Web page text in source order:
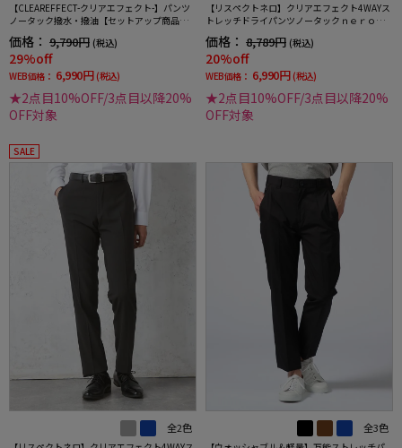
【CLEAREFFECT-クリアエフェクト-】パンツ
ノータック撥水・撥油【セットアップ商品
有】無地TOKYORUN
価格： 9,790円 (税込)
29%off
WEB価格： 6,990円 (税込)
★2点目10%OFF/3点目以降20%
OFF対象
【リスペクトネロ】クリアエフェクト4WAYス
トレッチドライパンツノータックｎｅｒｏ撥
水加工パンツウォッシャブルノータック春夏
価格： 8,789円 (税込)
20%off
WEB価格： 6,990円 (税込)
★2点目10%OFF/3点目以降20%
OFF対象
SALE
全2色 全3色